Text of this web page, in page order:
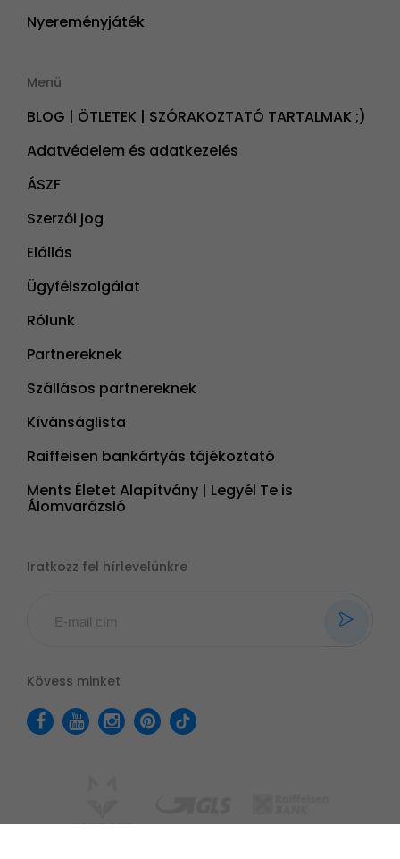
Nyereményjáték
Menü
BLOG | ÖTLETEK | SZÓRAKOZTATÓ TARTALMAK ;)
Adatvédelem és adatkezelés
ÁSZF
Szerzői jog
Elállás
Ügyfélszolgálat
Rólunk
Partnereknek
Szállásos partnereknek
Kívánságlista
Raiffeisen bankártyás tájékoztató
Ments Életet Alapítvány | Legyél Te is
Álomvarázsló
Iratkozz fel hírlevelünkre
Kövess minket